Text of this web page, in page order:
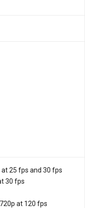
at 25 fps and 30 fps
30 fps
at 120 fps